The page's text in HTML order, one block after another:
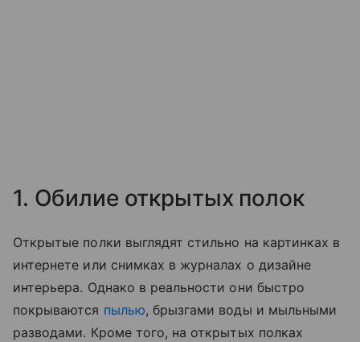
1. Обилие открытых полок
Открытые полки выглядят стильно на картинках в
интернете или снимках в журналах о дизайне
интерьера. Однако в реальности они быстро
покрываются пылью, брызгами воды и мыльными
разводами. Кроме того, на открытых полках